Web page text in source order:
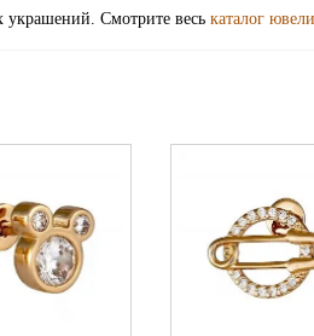
украшений. Смотрите весь каталог